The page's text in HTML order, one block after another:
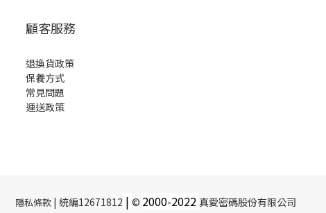
顧客服務
退換貨政策
保養方式
常見問題
運送政策
隱私條款| 統編12671812 | © 2000-2022 真愛密碼股份有限公司